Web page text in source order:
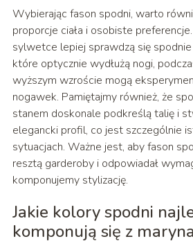
Wybierając fason spodni, warto
proporcje ciała i osobiste
sylwetce lepiej sprawdzą się
które optycznie wydłużą nogi,
wyższym wzroście mogą
nogawek. Pamiętajmy również, że
stanem doskonale podkreślą talię i
elegancki profil, co jest szczególnie
sytuacjach. Ważne jest, aby fason
resztą garderoby i odpowiadał
komponujemy stylizację.
Jakie kolory spodni
komponują się z